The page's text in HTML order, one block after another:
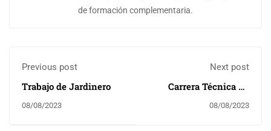
de formación complementaria.
Previous post
Trabajo de Jardinero
08/08/2023
Next post
Carrera Técnica en
Laboratorios de
08/08/2023